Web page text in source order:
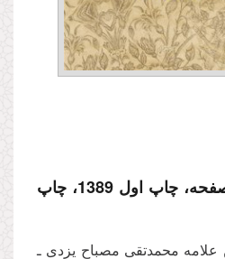
رقعی، شومیز، 208 صفحه، چاپ اول 1389، چاپ
علامه محمدتقی مصباح یزدی ـ‌